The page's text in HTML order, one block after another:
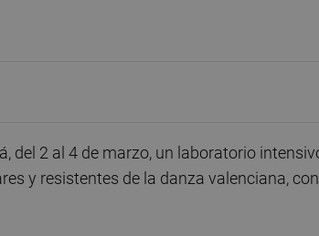
del 2 al 4 de marzo, un laboratorio
y resistentes de la danza valenciana,